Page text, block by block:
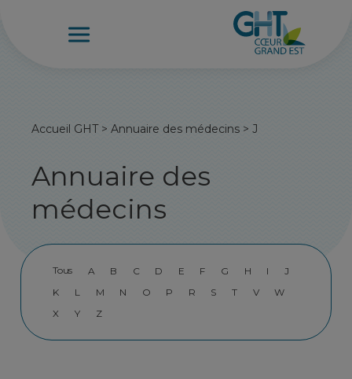
Accueil GHT >Annuaire des médecins >J
Annuaire des
médecins
Tous A B C D E F G H I
J
K
L M N O P R S T V
W
X
Y Z